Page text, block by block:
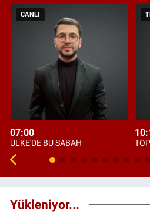
CANLI
07:00
ÜLKE'DE BU SABAH
Yükleniyor...